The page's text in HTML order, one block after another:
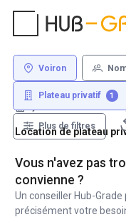
Voiron
Plateau privatif 1
Plus de filtres
Location de plateau
Vous n'avez pas
convienne ?
Un conseiller Hub-
précisément votre